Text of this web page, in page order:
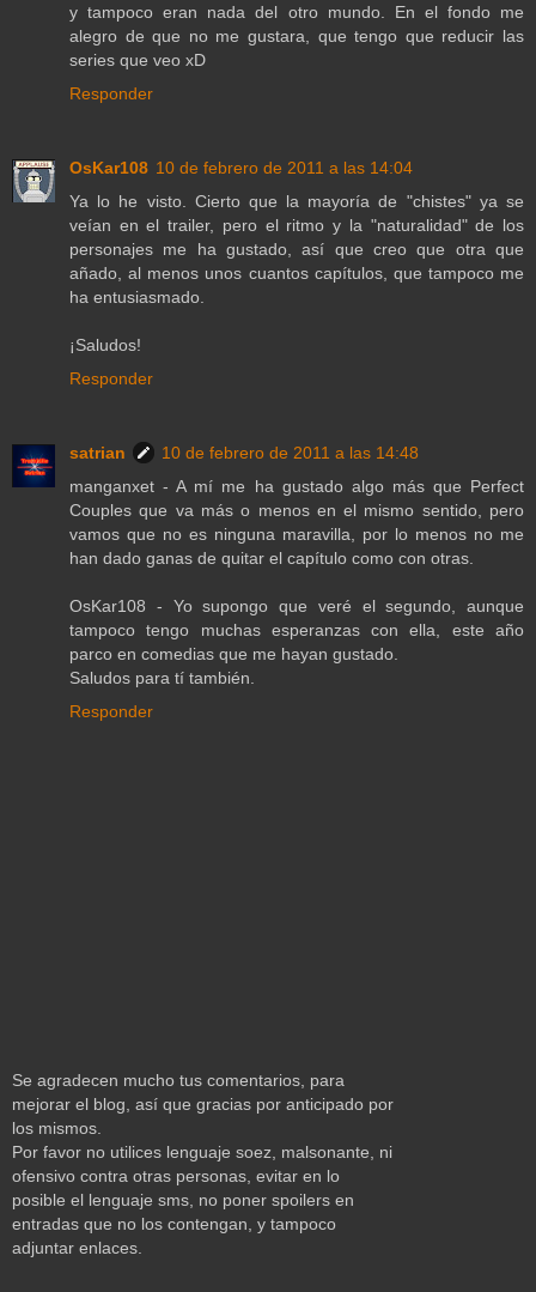
y tampoco eran nada del otro mundo. En el fondo me
alegro de que no me gustara, que tengo que reducir las
series que veo xD
Responder
OsKar108 10 de febrero de 2011 a las 14:04
Ya lo he visto. Cierto que la mayoría de "chistes" ya se
veían en el trailer, pero el ritmo y la "naturalidad" de los
personajes me ha gustado, así que creo que otra que
añado, al menos unos cuantos capítulos, que tampoco me
ha entusiasmado.
¡Saludos!
Responder
satrian
10 de febrero de 2011 a las 14:48
manganxet - A mí me ha gustado algo más que Perfect
Couples que va más o menos en el mismo sentido, pero
vamos que no es ninguna maravilla, por lo menos no me
han dado ganas de quitar el capítulo como con otras.
OsKar108 - Yo supongo que veré el segundo, aunque
tampoco tengo muchas esperanzas con ella, este año
parco en comedias que me hayan gustado.
Saludos para tí también.
Responder
Se agradecen mucho tus comentarios, para
mejorar el blog, así que gracias por anticipado por
los mismos.
Por favor no utilices lenguaje soez, malsonante, ni
ofensivo contra otras personas, evitar en lo
posible el lenguaje sms, no poner spoilers en
entradas que no los contengan, y tampoco
adjuntar enlaces.